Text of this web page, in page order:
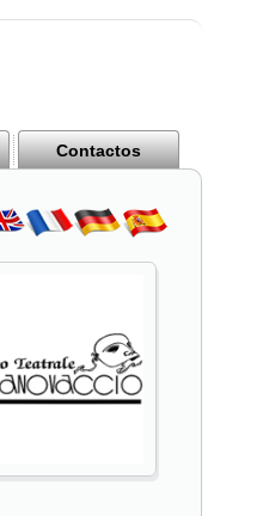
Contactos